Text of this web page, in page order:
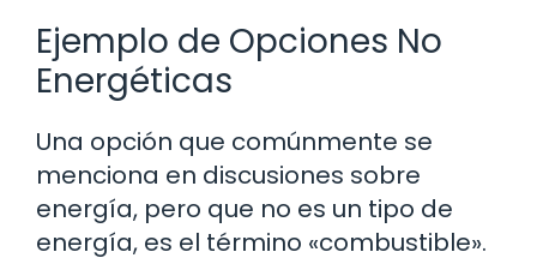
Ejemplo de Opciones No
Energéticas
Una opción que comúnmente se
menciona en discusiones sobre
energía, pero que no es un tipo de
energía, es el término «combustible».